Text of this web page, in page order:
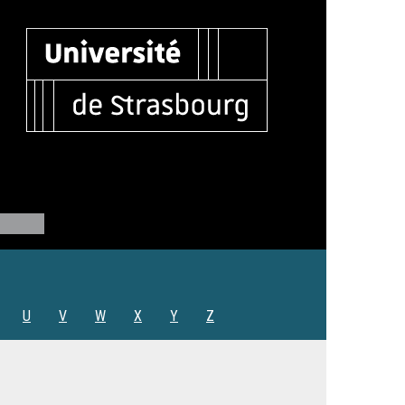
U V W X Y Z